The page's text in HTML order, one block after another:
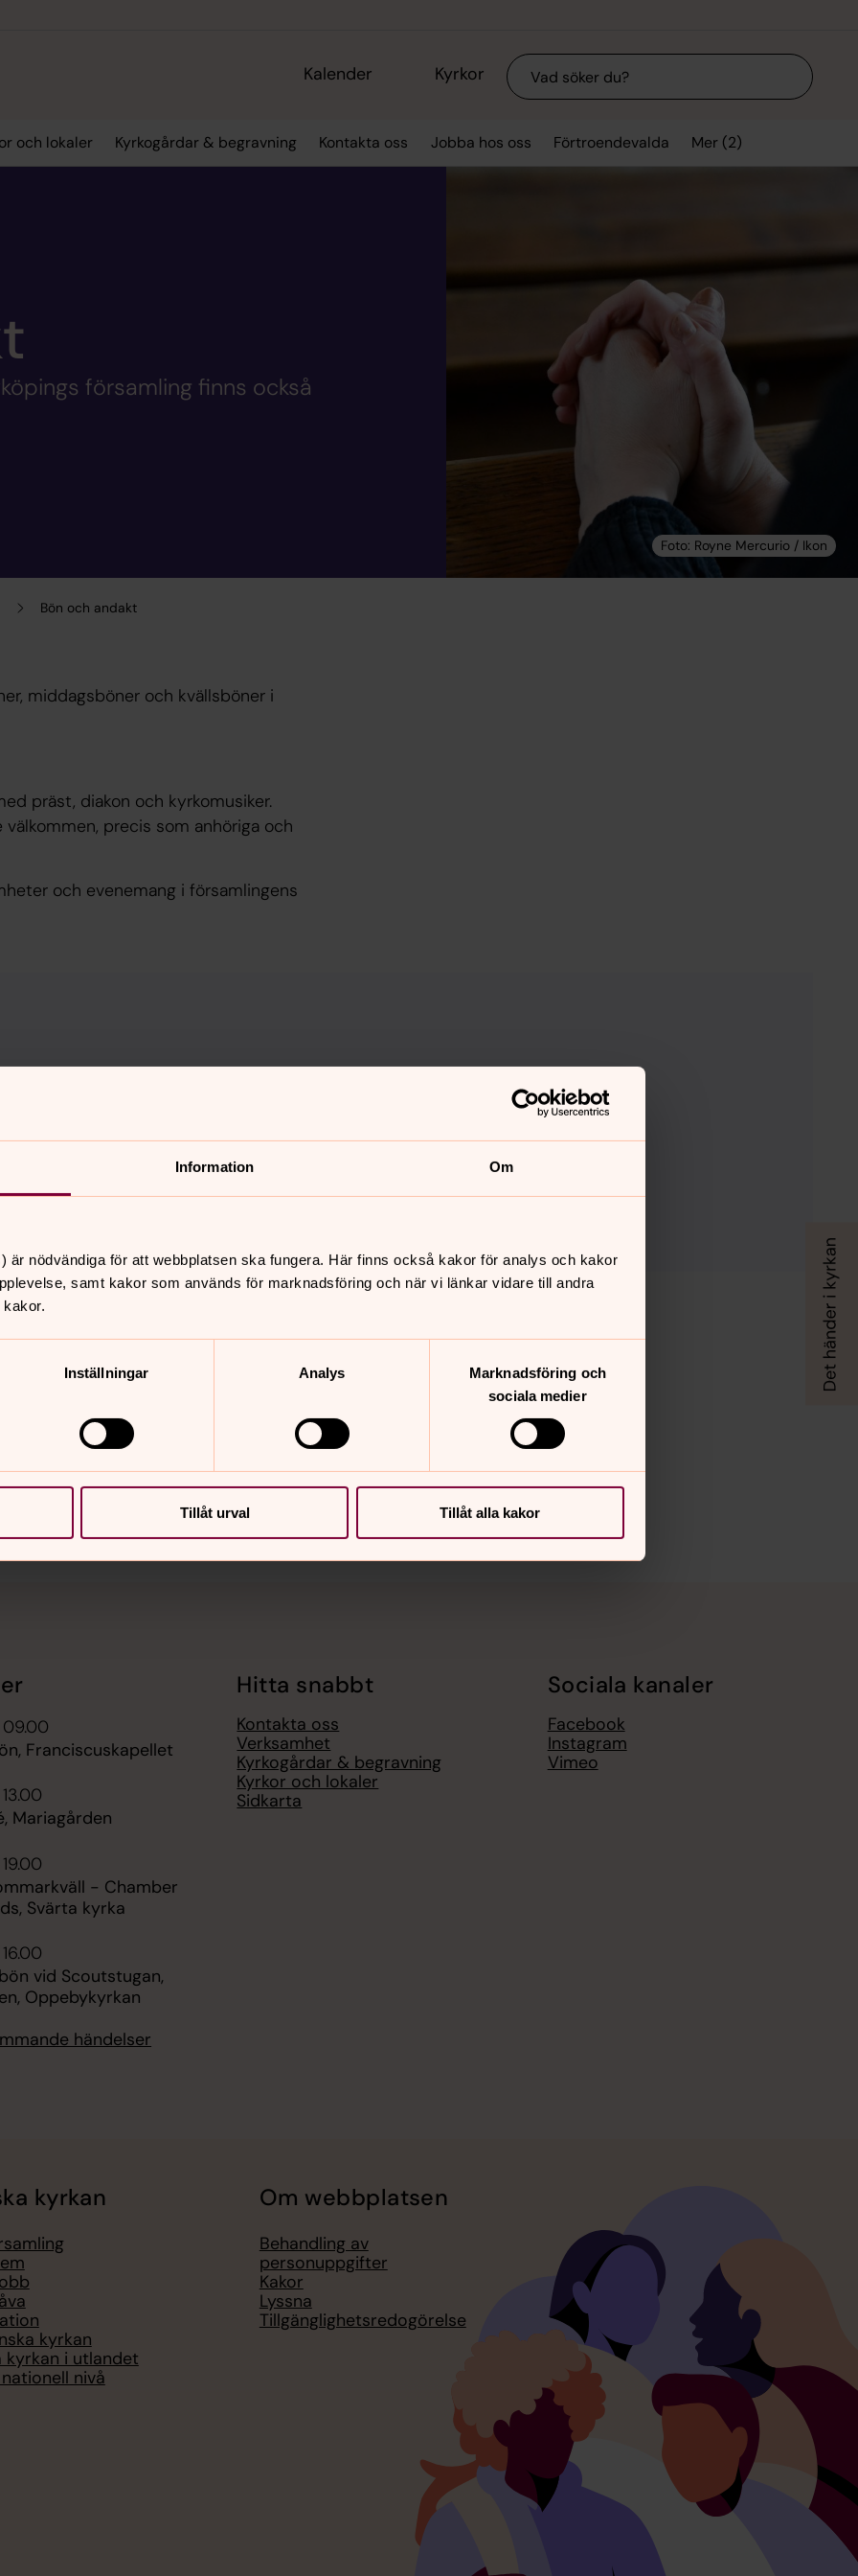
Information Om
är nödvändiga för att webbplatsen ska fungera. Här finns också kakor för analys och kakor
samt kakor som används för marknadsföring och när vi länkar vidare till andra
Inställningar Analys
Marknadsföring och
sociala medier
Tillåt urval Tillåt alla kakor
Kalender Kyrkor Sök
och lokaler Kyrkogårdar & begravning Kontakta oss Jobba hos oss Förtroendevalda Mer (2)
Bön och andakt
församling finns också
middagsböner och kvällsböner i
präst, diakon och kyrkomusiker.
precis som anhöriga och
och evenemang i församlingens
Franciscuskapellet
Mariagården
- Chamber
Svärta kyrka
vid Scoutstugan,
Oppebykyrkan
händelser
Hitta snabbt
Kontakta oss
Verksamhet
Kyrkogårdar & begravning
Kyrkor och lokaler
Sidkarta
Sociala kanaler
Facebook
Instagram
Vimeo
kyrkan
kyrkan
kyrkan i utlandet
nivå
Om webbplatsen
Behandling av
personuppgifter
Kakor
Lyssna
Tillgänglighetsredogörelse